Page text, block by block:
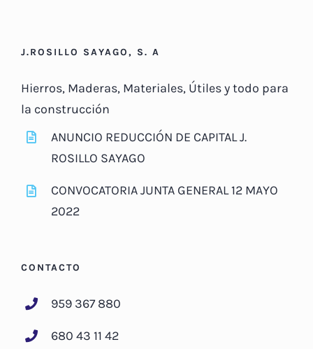
J.ROSILLO SAYAGO, S. A
Hierros, Maderas, Materiales, Útiles y todo para
la construcción
ANUNCIO REDUCCIÓN DE CAPITAL J.
ROSILLO SAYAGO
CONVOCATORIA JUNTA GENERAL 12 MAYO
2022
CONTACTO
959 367 880
680 43 11 42